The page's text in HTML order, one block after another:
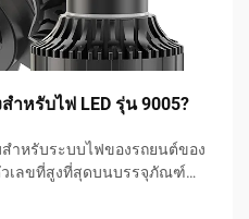
ำหรับไฟ LED รุ่น 9005?
ำหรับระบบไฟของรถยนต์ของ
วเลขที่สูงที่สุดบนบรรจุภัณฑ์